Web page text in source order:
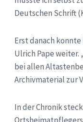
Deutschen Schrift
Erst danach
Ulrich Pape weiter.
bei allen
Archivmaterial zur
In der Chronik